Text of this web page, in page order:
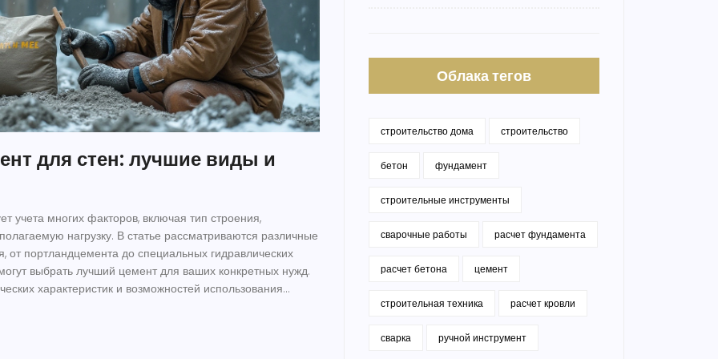
для стен: лучшие виды и
учета многих факторов, включая тип строения,
нагрузку. В статье рассматриваются различные
портландцемента до специальных гидравлических
выбрать лучший цемент для ваших конкретных нужд.
характеристик и возможностей использования
Облака тегов
строительство дома строительство
бетон фундамент
строительные инструменты
сварочные работы расчет фундамента
расчет бетона цемент
строительная техника расчет кровли
сварка ручной инструмент